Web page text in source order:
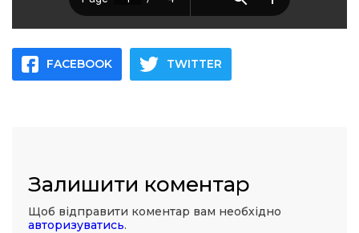
FACEBOOK TWITTER
Залишити коментар
Щоб відправити коментар вам необхідно
авторизуватись.